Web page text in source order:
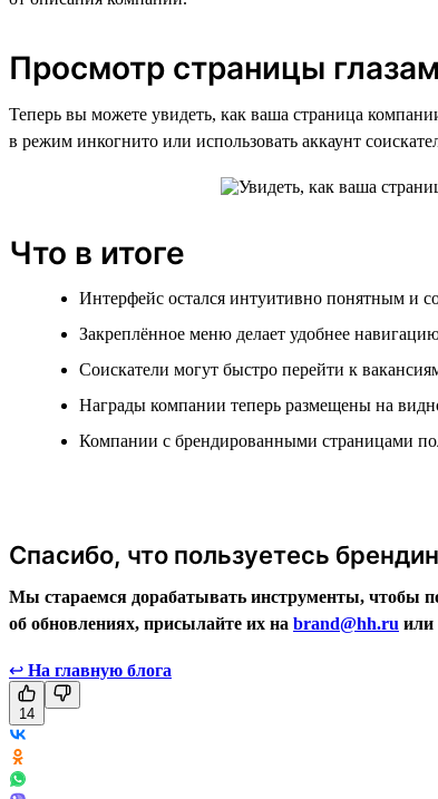
Просмотр страницы
Теперь вы можете увидеть, как ваша страница
в режим инкогнито или использовать аккаунт
Что в итоге
Интерфейс остался интуитивно понятным и
Закреплённое меню делает удобнее
Соискатели могут быстро перейти к
Награды компании теперь размещены на
Компании с брендированными страницами
Спасибо, что пользуетесь
Мы стараемся дорабатывать инструменты, чтобы
об обновлениях, присылайте их на brand@hh.ru или
↩ На главную блога
14